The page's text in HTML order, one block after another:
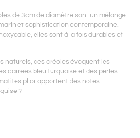
de 3cm de diamètre sont un mélange
et sophistication contemporaine.
elles sont à la fois durables et
naturels, ces créoles évoquent les
carrées bleu turquoise et des perles
pl.or apportent des notes
?